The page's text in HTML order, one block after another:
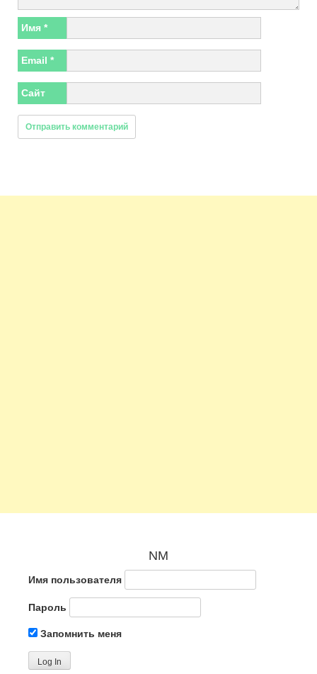
Имя *
Email *
Сайт
NM
Имя пользователя
Пароль
Запомнить меня